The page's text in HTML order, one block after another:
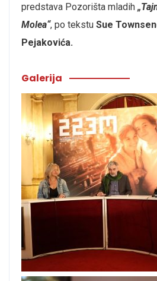
predstava Pozorišta mladih
Molea“, po tekstu Sue
Pejakovića.
Galerija